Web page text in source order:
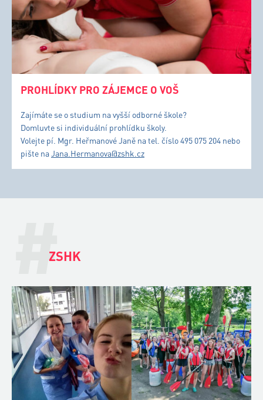
PROHLÍDKY PRO ZÁJEMCE O VOŠ
Zajímáte se o studium na vyšší odborné škole?
Domluvte si individuální prohlídku školy.
Volejte pí. Mgr. Heřmanové Janě na tel. číslo 495 075 204 nebo
pište naJana.Hermanova@zshk.cz
#
ZSHK